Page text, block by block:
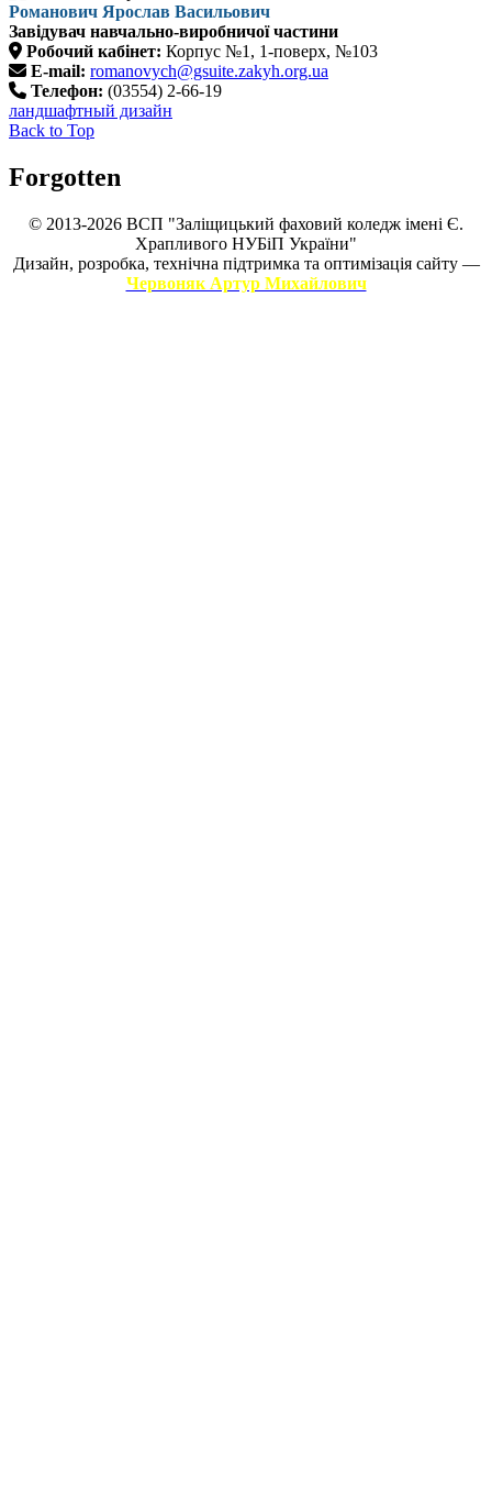
Романович Ярослав Васильович
Завідувач навчально-виробничої частини
Робочий кабінет: Корпус №1, 1-поверх, №103
E-mail: romanovych@gsuite.zakyh.org.ua
Телефон: (03554) 2-66-19
ландшафтный дизайн
Back to Top
Forgotten
© 2013-2026 ВСП "Заліщицький фаховий коледж імені Є.
Храпливого НУБіП України"
Дизайн, розробка, технічна підтримка та оптимізація сайту —
Червоняк Артур Михайлович